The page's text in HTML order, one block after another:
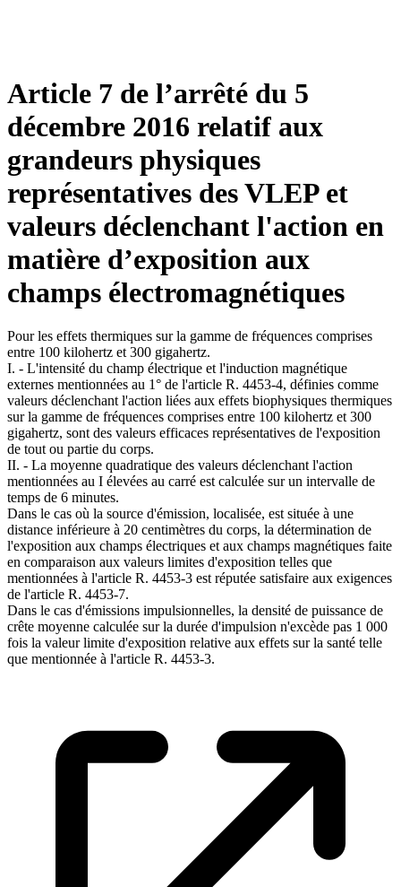
Article 7 de l’arrêté du 5
décembre 2016 relatif aux
grandeurs physiques
représentatives des VLEP et
valeurs déclenchant l'action en
matière d’exposition aux
champs électromagnétiques
Pour les effets thermiques sur la gamme de fréquences comprises
entre 100 kilohertz et 300 gigahertz.
I. - L'intensité du champ électrique et l'induction magnétique
externes mentionnées au 1° de l'article R. 4453-4, définies comme
valeurs déclenchant l'action liées aux effets biophysiques thermiques
sur la gamme de fréquences comprises entre 100 kilohertz et 300
gigahertz, sont des valeurs efficaces représentatives de l'exposition
de tout ou partie du corps.
II. - La moyenne quadratique des valeurs déclenchant l'action
mentionnées au I élevées au carré est calculée sur un intervalle de
temps de 6 minutes.
Dans le cas où la source d'émission, localisée, est située à une
distance inférieure à 20 centimètres du corps, la détermination de
l'exposition aux champs électriques et aux champs magnétiques faite
en comparaison aux valeurs limites d'exposition telles que
mentionnées à l'article R. 4453-3 est réputée satisfaire aux exigences
de l'article R. 4453-7.
Dans le cas d'émissions impulsionnelles, la densité de puissance de
crête moyenne calculée sur la durée d'impulsion n'excède pas 1 000
fois la valeur limite d'exposition relative aux effets sur la santé telle
que mentionnée à l'article R. 4453-3.